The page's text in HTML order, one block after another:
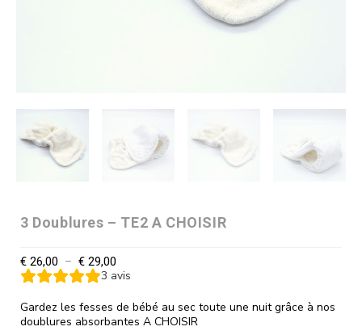
3 Doublures – TE2 A CHOISIR
€ 26,00 – € 29,00
3 avis
Gardez les fesses de bébé au sec toute une nuit grâce à nos
doublures absorbantes A CHOISIR